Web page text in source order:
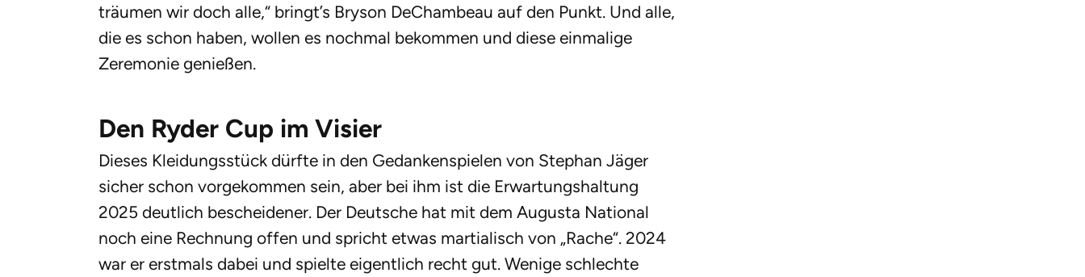
träumen wir doch alle,“ bringt’s Bryson DeChambeau auf den Punkt. Und alle,
die es schon haben, wollen es nochmal bekommen und diese einmalige
Zeremonie genießen.
Den Ryder Cup im Visier
Dieses Kleidungsstück dürfte in den Gedankenspielen von Stephan Jäger
sicher schon vorgekommen sein, aber bei ihm ist die Erwartungshaltung
2025 deutlich bescheidener. Der Deutsche hat mit dem Augusta National
noch eine Rechnung offen und spricht etwas martialisch von „Rache“. 2024
war er erstmals dabei und spielte eigentlich recht gut. Wenige schlechte